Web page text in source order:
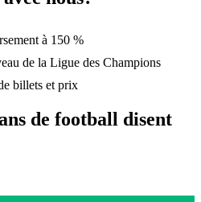
à 150 %
de la Ligue des Champions
billets et prix
de football disent